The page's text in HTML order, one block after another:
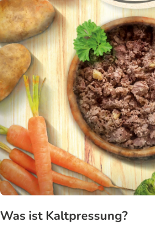
Was ist Kaltpressung?